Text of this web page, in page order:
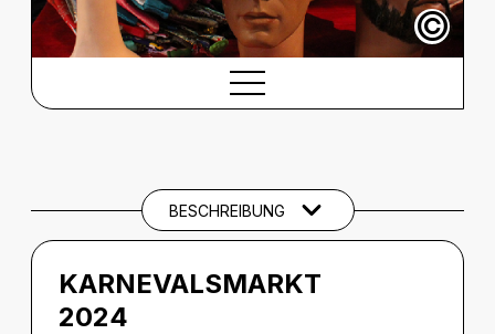
©
BESCHREIBUNG
KARNEVALSMARKT
2024